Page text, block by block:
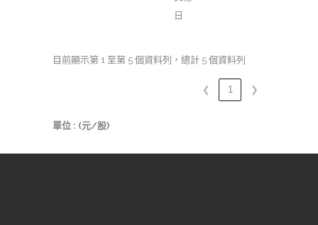
日
目前顯示第 1 至第 5 個資料列，總計 5 個資料列
❮ 1 ❯
單位 : (元/股)